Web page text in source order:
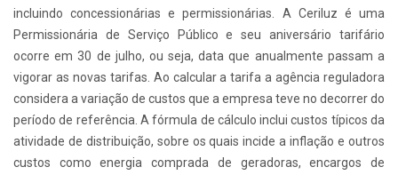
incluindo concessionárias e permissionárias. A Ceriluz é uma
Permissionária de Serviço Público e seu aniversário tarifário
ocorre em 30 de julho, ou seja, data que anualmente passam a
vigorar as novas tarifas. Ao calcular a tarifa a agência reguladora
considera a variação de custos que a empresa teve no decorrer do
período de referência. A fórmula de cálculo inclui custos típicos da
atividade de distribuição, sobre os quais incide a inflação e outros
custos como energia comprada de geradoras, encargos de